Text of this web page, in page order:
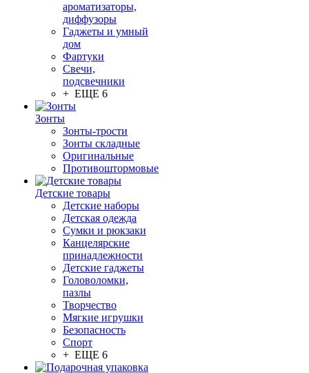
ароматизаторы,
диффузоры
Гаджеты и умный
дом
Фартуки
Свечи,
подсвечники
+ ЕЩЕ 6
Зонты
Зонты-трости
Зонты складные
Оригинальные
Противоштормовые
Детские товары
Детские наборы
Детская одежда
Сумки и рюкзаки
Канцелярские
принадлежности
Детские гаджеты
Головоломки,
пазлы
Творчество
Мягкие игрушки
Безопасность
Спорт
+ ЕЩЕ 6